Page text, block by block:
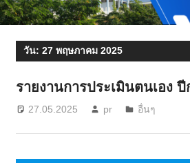
วัน: 27 พฤษภาคม 2025
รายงานการประเมินตนเอง
27.05.2025 pr อื่นๆ